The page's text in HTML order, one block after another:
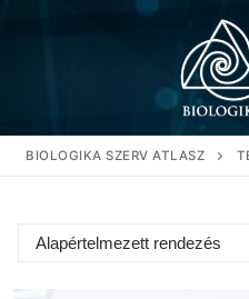
Keresése:
BIOLOGIKA SZERV ATLASZ